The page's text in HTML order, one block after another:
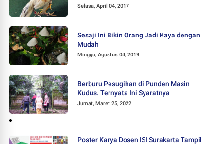
Selasa, April 04, 2017
Sesaji Ini Bikin Orang Jadi Kaya dengan
Mudah
Minggu, Agustus 04, 2019
Berburu Pesugihan di Punden Masin
Kudus. Ternyata Ini Syaratnya
Jumat, Maret 25, 2022
Poster Karya Dosen ISI Surakarta Tampil